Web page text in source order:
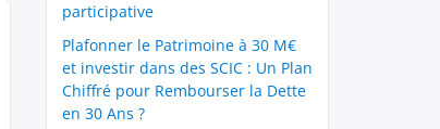
participative
Plafonner le Patrimoine à 30 M€
et investir dans des SCIC : Un Plan
Chiffré pour Rembourser la Dette
en 30 Ans ?